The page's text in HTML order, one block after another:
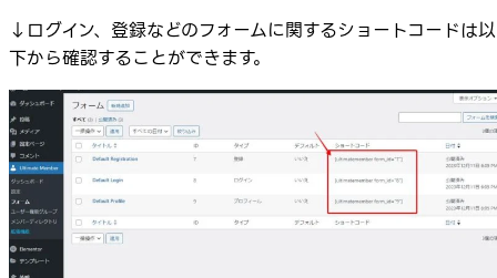
↓ログイン、登録などのフォームに関するショートコードは以
下から確認することができます。